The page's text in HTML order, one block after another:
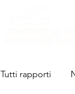
Tutti rapporti